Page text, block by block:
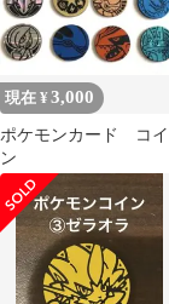
現在 ¥3,000
ポケモンカード コイ
ン